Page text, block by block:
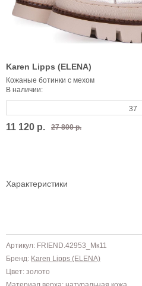
Karen Lipps (ELENA)
Кожаные ботинки с мехом
В наличии:
37
11 120 р. 27 800 р.
Характеристики
Артикул: FRIEND.42953_Mк11
Бренд: Karen Lipps (ELENA)
Цвет: золото